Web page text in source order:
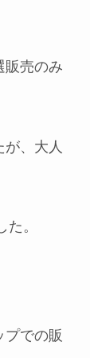
販売のみ
、大人
。
での販